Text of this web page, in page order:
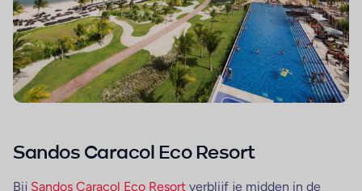
Sandos Caracol Eco Resort
Bij Sandos Caracol Eco Resort verblijf je midden in de